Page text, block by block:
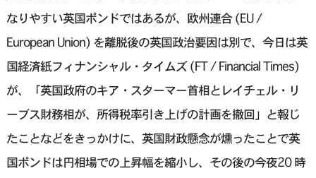
なりやすい英国ポンドではあるが、欧州連合 (EU /
European Union) を離脱後の英国政治要因は別で、今日は英
国経済紙フィナンシャル・タイムズ (FT / Financial Times)
が、「英国政府のキア・スターマー首相とレイチェル・リ
ーブス財務相が、所得税率引き上げの計画を撤回」と報じ
たことなどをきっかけに、英国財政懸念が燻ったことで英
国ポンドは円相場での上昇幅を縮小し、その後の今夜20 時